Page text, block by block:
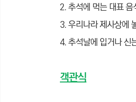
2. 추석에 먹는 대표 음
3. 우리나라 제사상에
4. 추석날에 입거나 신
객관식